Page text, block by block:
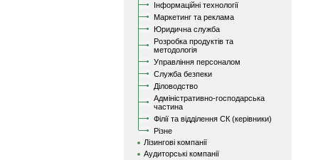
Інформаційні технології
Маркетинг та реклама
Юридична служба
Розробка продуктів та
методологія
Управління персоналом
Служба безпеки
Діловодство
Адміністративно-господарська
частина
Філії та відділення СК (керівники)
Різне
Лізингові компанії
Аудиторські компанії